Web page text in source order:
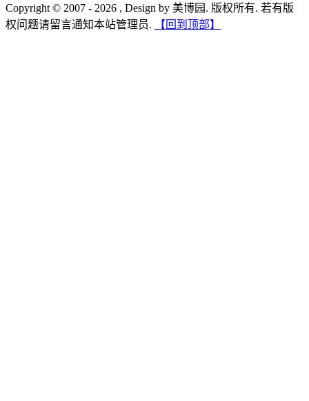
Copyright © 2007 - 2026 , Design by 美博园. 版权所有. 若有版
权问题请留言通知本站管理员.
【回到顶部】